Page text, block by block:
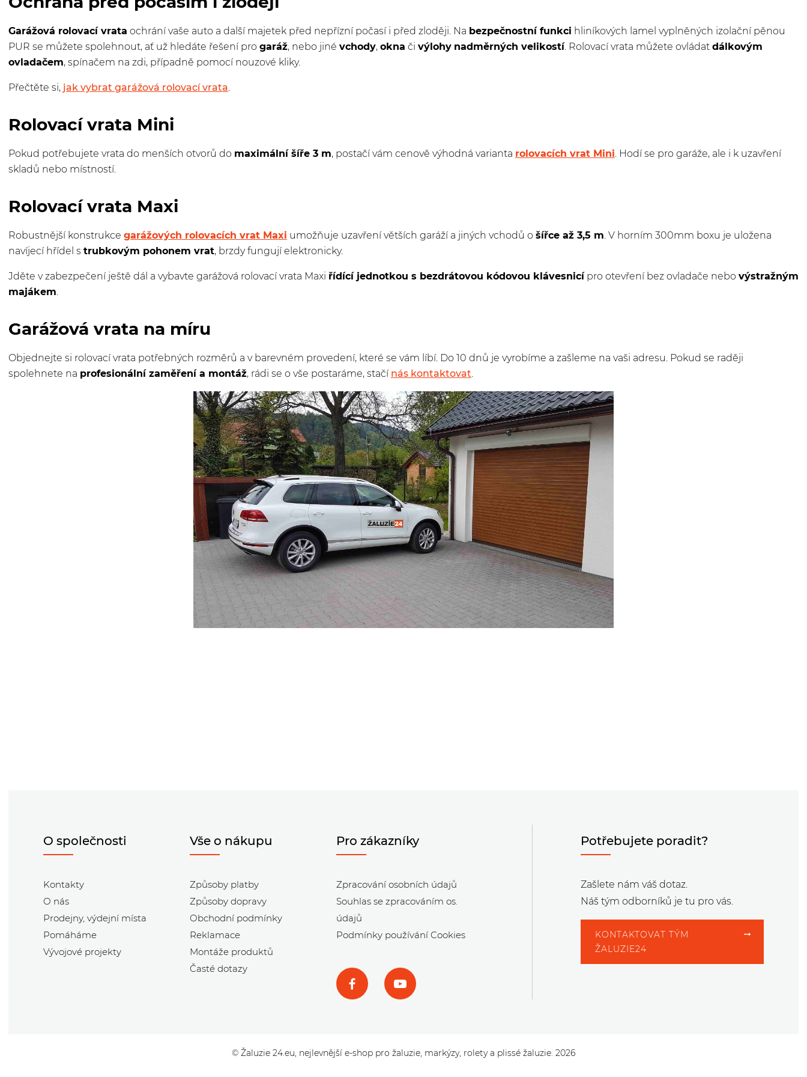
Garážová rolovací vrata ochrání vaše auto a další majetek před nepřízní počasí i před zloději. Na bezpečnostní funkci hliníkových lamel vyplněných izolační pěnou
PUR se můžete spolehnout, ať už hledáte řešení pro garáž, nebo jiné vchody, okna či výlohy nadměrných velikostí. Rolovací vrata můžete ovládat dálkovým
ovladačem, spínačem na zdi, případně pomocí nouzové kliky.
Přečtěte si, jak vybrat garážová rolovací vrata.
Rolovací vrata Mini
Pokud potřebujete vrata do menších otvorů do maximální šíře 3 m, postačí vám cenově výhodná varianta rolovacích vrat Mini. Hodí se pro garáže, ale i k uzavření
skladů nebo místností.
Rolovací vrata Maxi
Robustnější konstrukce garážových rolovacích vrat Maxi umožňuje uzavření větších garáží a jiných vchodů o šířce až 3,5 m. V horním 300mm boxu je uložena
navíjecí hřídel s trubkovým pohonem vrat, brzdy fungují elektronicky.
Jděte v zabezpečení ještě dál a vybavte garážová rolovací vrata Maxi řídící jednotkou s bezdrátovou kódovou klávesnicí pro otevření bez ovladače nebo výstražným
majákem.
Garážová vrata na míru
Objednejte si rolovací vrata potřebných rozměrů a v barevném provedení, které se vám líbí. Do 10 dnů je vyrobíme a zašleme na vaši adresu. Pokud se raději
spolehnete na profesionální zaměření a montáž, rádi se o vše postaráme, stačí nás kontaktovat.
O společnosti
Kontakty
O nás
Prodejny, výdejní místa
Pomáháme
Vývojové projekty
Vše o nákupu
Způsoby platby
Způsoby dopravy
Obchodní podmínky
Reklamace
Montáže produktů
Časté dotazy
Pro zákazníky
Zpracování osobních údajů
Souhlas se zpracováním os.
údajů
Podmínky používání Cookies
Potřebujete poradit?
Zašlete nám váš dotaz.
Náš tým odborníků je tu pro vás.
KONTAKTOVAT TÝM
ŽALUZIE24
© Žaluzie 24.eu, nejlevnější e-shop pro žaluzie, markýzy, rolety a plissé žaluzie. 2026